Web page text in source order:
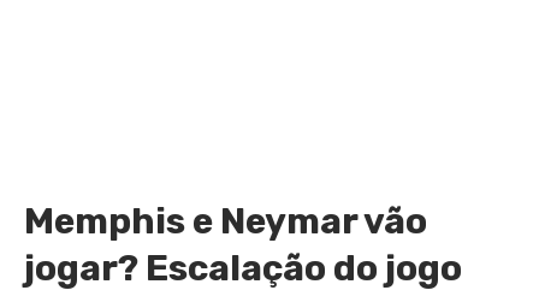
Memphis e Neymar vão
jogar? Escalação do jogo